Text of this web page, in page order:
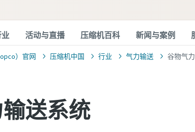
活动与直播 压缩机百科 新闻与案例
）官网 压缩机中国 行业 气力输送 谷物气
送系统